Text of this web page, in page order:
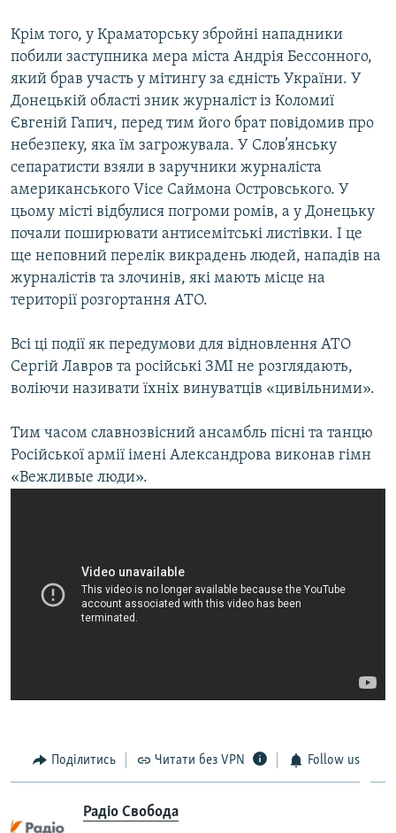
Крім того, у Краматорську збройні нападники
побили заступника мера міста Андрія Бессонного,
який брав участь у мітингу за єдність України. У
Донецькій області зник журналіст із Коломиї
Євгеній Гапич, перед тим його брат повідомив про
небезпеку, яка їм загрожувала. У Слов’янську
сепаратисти взяли в заручники журналіста
американського Vice Саймона Островського. У
цьому місті відбулися погроми ромів, а у Донецьку
почали поширювати антисемітські листівки. І це
ще неповний перелік викрадень людей, нападів на
журналістів та злочинів, які мають місце на
території розгортання АТО.
Всі ці події як передумови для відновлення АТО
Сергій Лавров та російські ЗМІ не розглядають,
воліючи називати їхніх винуватців «цивільними».
Тим часом славнозвісний ансамбль пісні та танцю
Російської армії імені Александрова виконав гімн
«Вежливые люди».
Поділитись Читати без VPN Follow us
Радіо Свобода